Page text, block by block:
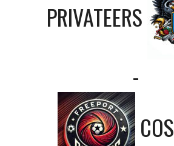
PRIVATEERS
-